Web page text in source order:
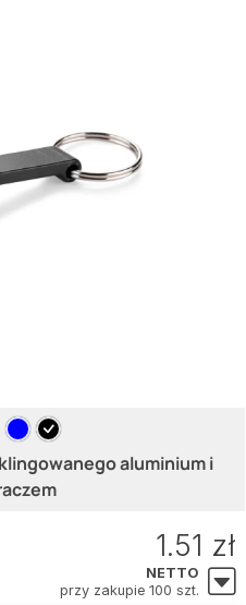
aluminium i
1.51 zł
NETTO
przy zakupie 100 szt.